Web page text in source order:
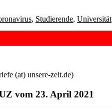
, Studierende, Universität
(at) unsere-zeit.de)
vom 23. April 2021